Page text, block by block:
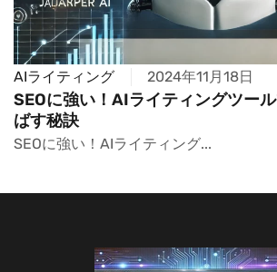
AIライティング 2024年11月18日
SEOに強い！AIライティングツー
ばす秘訣
SEOに強い！AIライティング...